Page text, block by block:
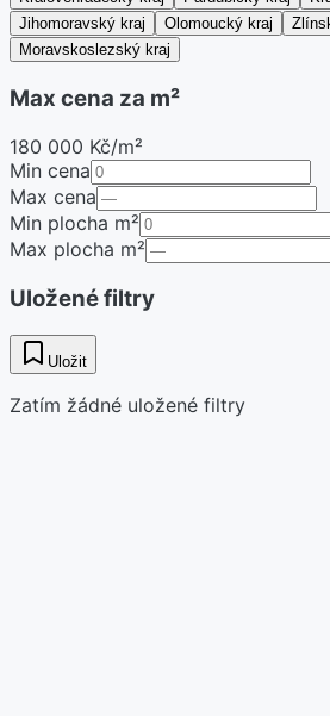
Jihomoravský kraj
Olomoucký kraj
Moravskoslezský kraj
Max cena za m²
180 000 Kč/m²
Min cena
Max cena
Min plocha m²
Max plocha m²
Uložené filtry
Uložit
Zatím žádné uložené filtry